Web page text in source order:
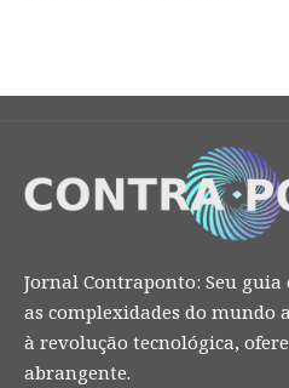
Jornal Contraponto: Seu
as complexidades do
à revolução tecnológica,
abrangente.